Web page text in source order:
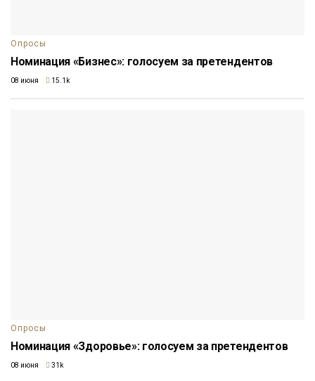
Опросы
Номинация «Бизнес»: голосуем за претендентов
08 июня 15.1k
Опросы
Номинация «Здоровье»: голосуем за претендентов
08 июня 31k